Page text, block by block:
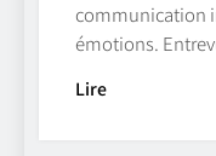
communication
émotions.
Lire